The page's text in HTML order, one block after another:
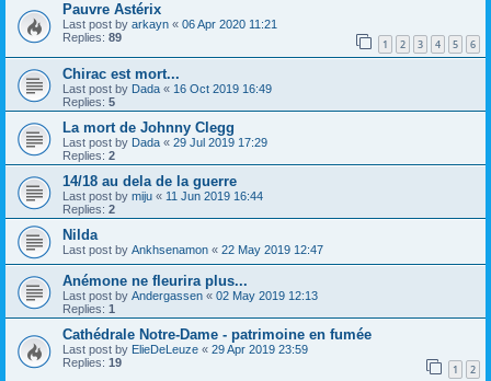
Pauvre Astérix
Last post by arkayn « 06 Apr 2020 11:21
Replies: 89 1 2 3 4 5 6
Chirac est mort...
Last post by Dada « 16 Oct 2019 16:49
Replies: 5
La mort de Johnny Clegg
Last post by Dada « 29 Jul 2019 17:29
Replies: 2
14/18 au dela de la guerre
Last post by miju « 11 Jun 2019 16:44
Replies: 2
Nilda
Last post by Ankhsenamon « 22 May 2019 12:47
Anémone ne fleurira plus...
Last post by Andergassen « 02 May 2019 12:13
Replies: 1
Cathédrale Notre-Dame - patrimoine en fumée
Last post by ElieDeLeuze « 29 Apr 2019 23:59
Replies: 19 1 2